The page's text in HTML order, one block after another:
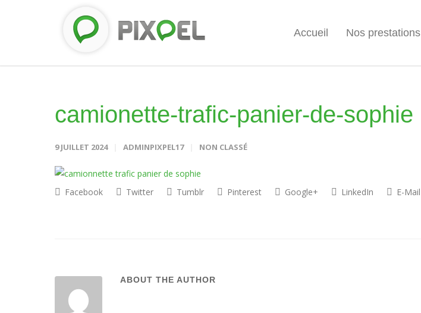
Accueil Nos prestations
camionette-trafic-panier-de-sophie
9 JUILLET 2024 ADMINPIXPEL17 NON CLASSÉ
Facebook Twitter Tumblr Pinterest Google+ LinkedIn E-Mail
ABOUT THE AUTHOR